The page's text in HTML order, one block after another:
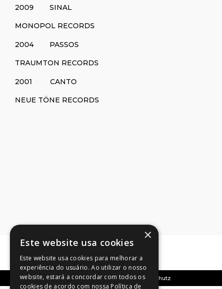
2009 SINAL
MONOPOL RECORDS
2004 PASSOS
TRAUMTON RECORDS
2001 CANTO
NEUE TÖNE RECORDS
Copyright © 2019 Telmo Pires |Datenschutz
×
Este website usa cookies
Este website usa cookies para melhorar a
experiência do usuário. Ao utilizar o nosso
website, estará a concordar com todos os
cookies de acordo com nossa Política de